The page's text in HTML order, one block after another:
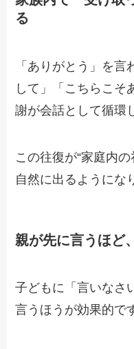
る
「ありがとう」を
して」「こちらこそ
謝が会話として循環
この往復が“家庭内
自然に出るようにな
親が先に言うほど
子どもに「言いなさ
言うほうが効果的で